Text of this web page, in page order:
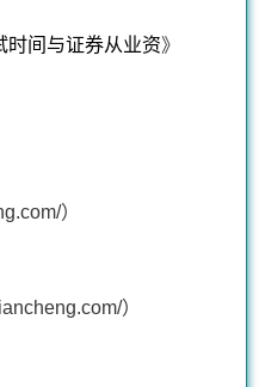
时间与证券从业资》
）
）